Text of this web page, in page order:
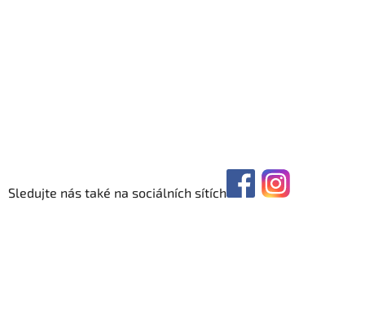
Sledujte nás také na sociálních sítích